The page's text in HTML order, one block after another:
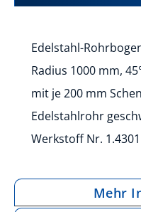
Edelstahl-
Radius 1000 mm,
mit je 200 mm
Edelstahlrohr
Werkstoff Nr. 1.4301
Mehr